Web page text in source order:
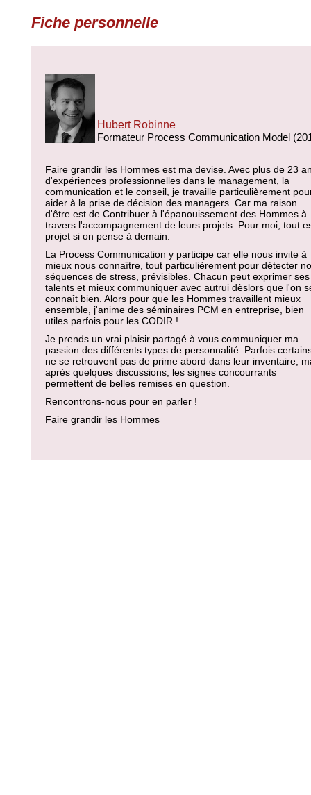
Fiche personnelle
Hubert Robinne
Formateur Process Communication Model
Faire grandir les Hommes est ma devise. Avec plus de 23
d'expériences professionnelles dans le management, la
communication et le conseil, je travaille particulièrement
aider à la prise de décision des managers. Car ma raison
d'être est de Contribuer à l'épanouissement des Hommes à
travers l'accompagnement de leurs projets. Pour moi, tout
projet si on pense à demain.
La Process Communication y participe car elle nous invite à
mieux nous connaître, tout particulièrement pour détecter
séquences de stress, prévisibles. Chacun peut exprimer ses
talents et mieux communiquer avec autrui dèslors que l'on
connaît bien. Alors pour que les Hommes travaillent mieux
ensemble, j'anime des séminaires PCM en entreprise, bien
utiles parfois pour les CODIR !
Je prends un vrai plaisir partagé à vous communiquer ma
passion des différents types de personnalité. Parfois
ne se retrouvent pas de prime abord dans leur inventaire,
après quelques discussions, les signes concourrants
permettent de belles remises en question.
Rencontrons-nous pour en parler !
Faire grandir les Hommes